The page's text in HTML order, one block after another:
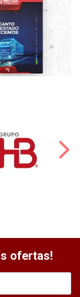
ofertas!